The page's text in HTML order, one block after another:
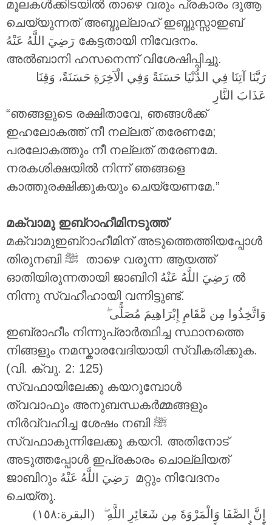
മൂലകൾക്കിടയിൽ താഴെ വരും പ്രകാരം ദുആ
ചെയ്യുന്നത് അബ്ദുല്ലാഹ് ഇബ്നുസ്സാഇബ്
رَضِيَ اللَّهُ عَنْهُ കേട്ടതായി നിവേദനം.
അൽബാനി ഹസനെന്ന് വിശേഷിപ്പിച്ചു.
رَبَّنَا آتِنَا فِي الدُّنْيَا حَسَنَةً وَفِي الْآخِرَةِ حَسَنَةً، وَقِنَا
عَذَابَ النَّارِ
“ഞങ്ങളുടെ രക്ഷിതാവേ, ഞങ്ങൾക്ക്
ഇഹലോകത്ത് നീ നല്ലത് തരേണമേ;
പരലോകത്തും നീ നല്ലത് തരേണമേ.
നരകശിക്ഷയിൽ നിന്ന് ഞങ്ങളെ
കാത്തുരക്ഷിക്കുകയും ചെയ്യേണമേ.”
മക്വാമു ഇബ്റാഹീമിനടുത്ത്
മക്വാമുഇബ്റാഹീമിന് അടുത്തെത്തിയപ്പോൾ
തിരുനബി ‎ﷺ താഴെ വരുന്ന ആയത്ത്
ഓതിയിരുന്നതായി ജാബിറി
ൽ
നിന്നു സ്വഹീഹായി വന്നിട്ടുണ്ട്.
وَاتَّخِذُوا مِن مَّقَامِ إِبْرَاهِيمَ مُصَلًّىۖ
ഇബ്രാഹീം നിന്നുപ്രാർത്ഥിച്ച സ്ഥാനത്തെ
നിങ്ങളും നമസ്കാരവേദിയായി സ്വീകരിക്കുക.
(വി. ക്വു. 2: 125)
സ്വഫായിലേക്കു കയറുമ്പോൾ
ത്വവാഫും അനുബന്ധകർമ്മങ്ങളും
നിർവ്വഹിച്ച ശേഷം നബി ‎ﷺ
സ്വഫാകുന്നിലേക്കു കയറി. അതിനോട്
അടുത്തപ്പോൾ ഇപ്രകാരം ചൊല്ലിയത്
ജാബിറും
മറ്റും നിവേദനം
ചെയ്തു.
إِنَّ الصَّفَا وَالْمَرْوَةَ مِن شَعَائِرِ اللَّهِۖ (البقرة:١٥٨)